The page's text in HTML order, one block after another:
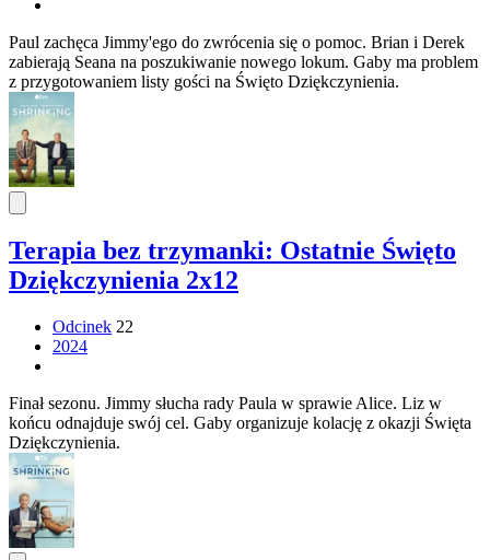
Paul zachęca Jimmy'ego do zwrócenia się o pomoc. Brian i Derek
zabierają Seana na poszukiwanie nowego lokum. Gaby ma problem
z przygotowaniem listy gości na Święto Dziękczynienia.
Terapia bez trzymanki: Ostatnie Święto
Dziękczynienia 2x12
Odcinek 22
2024
Finał sezonu. Jimmy słucha rady Paula w sprawie Alice. Liz w
końcu odnajduje swój cel. Gaby organizuje kolację z okazji Święta
Dziękczynienia.